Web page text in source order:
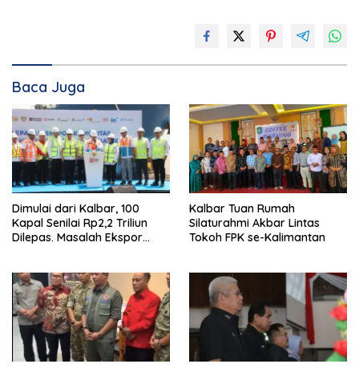
Baca Juga
Dimulai dari Kalbar, 100
Kapal Senilai Rp2,2 Triliun
Dilepas. Masalah Ekspor
Kalbar Tuan Rumah
Silaturahmi Akbar Lintas
Tokoh FPK se-Kalimantan